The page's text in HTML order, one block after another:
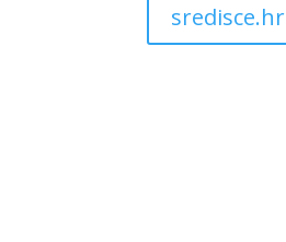
sredisce.hr